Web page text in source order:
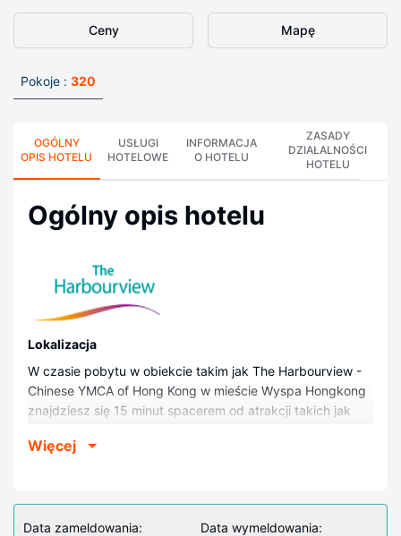
Ceny Mapę
Pokoje : 320
OGÓLNY
OPIS HOTELU
USŁUGI
HOTELOWE
INFORMACJA
O HOTELU
ZASADY
DZIAŁALNOŚCI
HOTELU
Ogólny opis hotelu
Lokalizacja
W czasie pobytu w obiekcie takim jak The Harbourview -
Chinese YMCA of Hong Kong w mieście Wyspa Hongkong
znajdziesz się 15 minut spacerem od atrakcji takich jak
znajduje się 6,1 km od atrakcji takiej jak Zatoka Kowloon i
Poczuj się jak w domu w 320 klimatyzowanych pokojach,
Więcej
Data zameldowania: Data wymeldowania: